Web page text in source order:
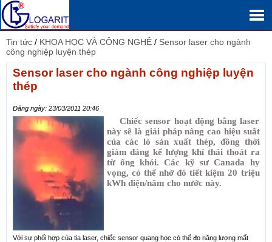
Tin tức / KHOA HỌC VÀ CÔNG NGHỆ / Sensor laser cho ngành
công nghiệp luyện thép
Sensor laser cho ngành công nghiệp luyện
thép
Đăng ngày: 23/03/2011 20:46
Chiếc sensor hoạt động bằng laser
này sẽ là giải pháp nâng cao hiệu suất
của các lò sản xuất thép, đồng thời
giảm đáng kể lượng khí thải thoát ra
từ ống khói. Các kỹ sư Canada hy
vọng, có thể nhờ đó tiết kiệm 20 triệu
kWh điện/năm cho nước này.
Với sự phối hợp của tia laser, chiếc sensor quang học có thể đo năng lượng mất